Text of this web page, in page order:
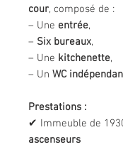
cour, composé de :
– Une entrée,
– Six bureaux,
– Une kitchenette,
– Un WC
Prestations :
✔ Immeuble de
ascenseurs